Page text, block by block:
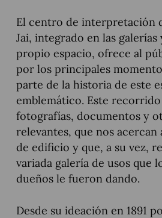
El centro de interpretación
Jai, integrado en las galerías
propio espacio, ofrece al
por los principales
parte de la historia de este
emblemático. Este
fotografías, documentos y
relevantes, que nos
de edificio y que, a su vez,
variada galería de usos que
dueños le fueron dando.
Desde su ideación en 1891